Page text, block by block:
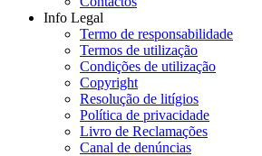
Info Legal
Termo de responsabilidade
Termos de utilização
Condições de utilização
Copyright
Resolução de litígios
Política de privacidade
Livro de Reclamações
Canal de denúncias